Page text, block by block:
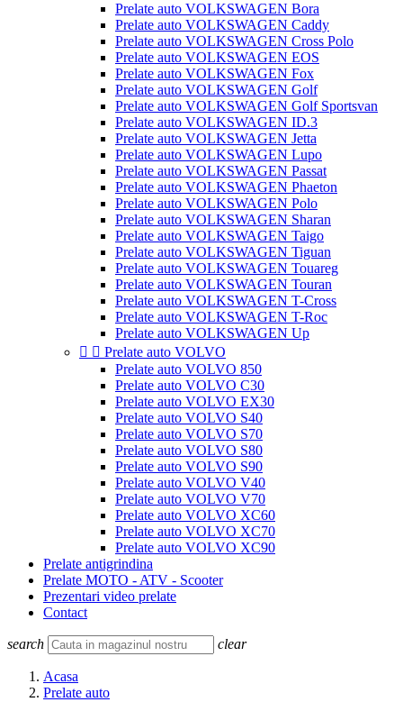
Prelate auto VOLKSWAGEN Bora
Prelate auto VOLKSWAGEN Caddy
Prelate auto VOLKSWAGEN Cross Polo
Prelate auto VOLKSWAGEN EOS
Prelate auto VOLKSWAGEN Fox
Prelate auto VOLKSWAGEN Golf
Prelate auto VOLKSWAGEN Golf Sportsvan
Prelate auto VOLKSWAGEN ID.3
Prelate auto VOLKSWAGEN Jetta
Prelate auto VOLKSWAGEN Lupo
Prelate auto VOLKSWAGEN Passat
Prelate auto VOLKSWAGEN Phaeton
Prelate auto VOLKSWAGEN Polo
Prelate auto VOLKSWAGEN Sharan
Prelate auto VOLKSWAGEN Taigo
Prelate auto VOLKSWAGEN Tiguan
Prelate auto VOLKSWAGEN Touareg
Prelate auto VOLKSWAGEN Touran
Prelate auto VOLKSWAGEN T-Cross
Prelate auto VOLKSWAGEN T-Roc
Prelate auto VOLKSWAGEN Up
  Prelate auto VOLVO
Prelate auto VOLVO 850
Prelate auto VOLVO C30
Prelate auto VOLVO EX30
Prelate auto VOLVO S40
Prelate auto VOLVO S70
Prelate auto VOLVO S80
Prelate auto VOLVO S90
Prelate auto VOLVO V40
Prelate auto VOLVO V70
Prelate auto VOLVO XC60
Prelate auto VOLVO XC70
Prelate auto VOLVO XC90
Prelate antigrindina
Prelate MOTO - ATV - Scooter
Prezentari video prelate
Contact
search clear
Acasa
Prelate auto